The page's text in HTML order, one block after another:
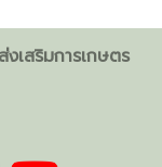
เสริมการเกษตร